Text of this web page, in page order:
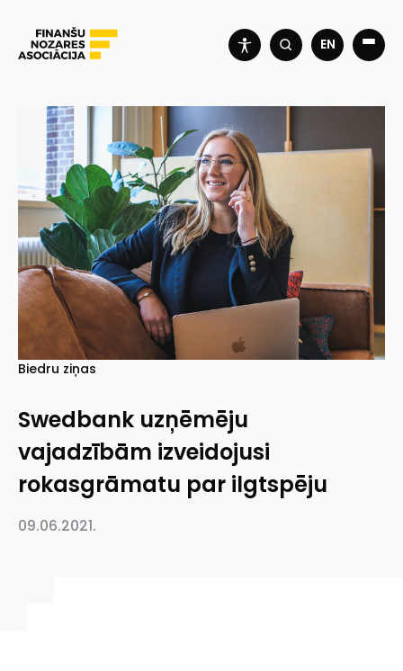
EN
Biedru ziņas
Swedbank uzņēmēju
vajadzībām izveidojusi
rokasgrāmatu par ilgtspēju
09.06.2021.